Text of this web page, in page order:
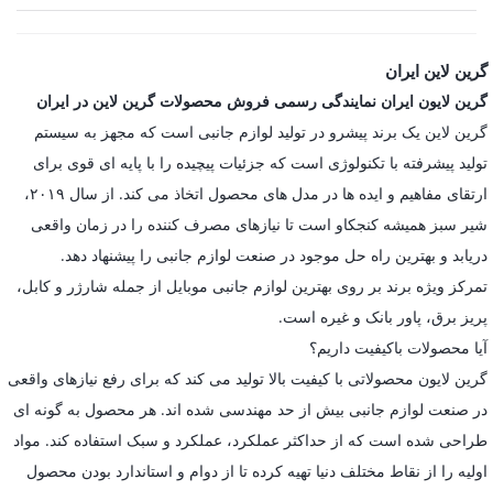
گرین لاین ایران
گرین لایون ایران نمایندگی رسمی فروش محصولات گرین لاین در ایران
گرین لاین یک برند پیشرو در تولید لوازم جانبی است که مجهز به سیستم
تولید پیشرفته با تکنولوژی است که جزئیات پیچیده را با پایه ای قوی برای
ارتقای مفاهیم و ایده ها در مدل های محصول اتخاذ می کند. از سال ۲۰۱۹،
شیر سبز همیشه کنجکاو است تا نیازهای مصرف کننده را در زمان واقعی
دریابد و بهترین راه حل موجود در صنعت لوازم جانبی را پیشنهاد دهد.
تمرکز ویژه برند بر روی بهترین لوازم جانبی موبایل از جمله شارژر و کابل،
پریز برق، پاور بانک و غیره است.
آیا محصولات باکیفیت داریم؟
گرین لایون محصولاتی با کیفیت بالا تولید می کند که برای رفع نیازهای واقعی
در صنعت لوازم جانبی بیش از حد مهندسی شده اند. هر محصول به گونه ای
طراحی شده است که از حداکثر عملکرد، عملکرد و سبک استفاده کند. مواد
اولیه را از نقاط مختلف دنیا تهیه کرده تا از دوام و استاندارد بودن محصول